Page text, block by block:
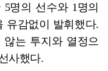
명의 선수와 1명의
유감없이 발휘했다.
는 투지와 열정으
사했다.